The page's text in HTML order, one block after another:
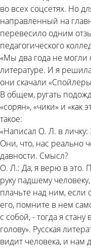
во всех соцсетях. Но
направленный на
перевесило одним
педагогического
«Мы два года не могли
литературе. И я
они скачали
В общем, ругать
«сорян», «чики» и «как
такое:
«Написал О. Л. в
Они, что, нас реально
давности. Смысл?
О. Л.: Да, я верю в это.
руку падшему
плачьте над ним, если
его, помните в нем
с собой, - тогда я
голову». Русская
видит человека, и нам